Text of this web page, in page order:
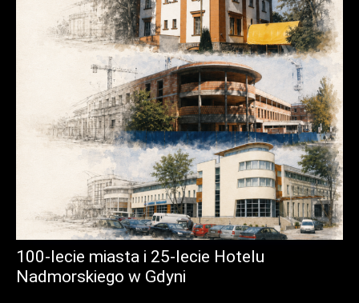
100-lecie miasta i 25-lecie Hotelu
Nadmorskiego w Gdyni